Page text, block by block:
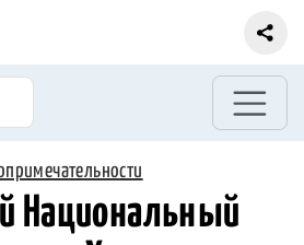
Национальный